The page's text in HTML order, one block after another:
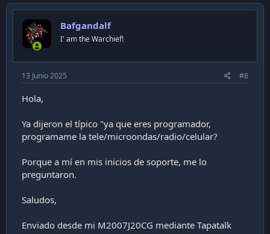
Bafgandalf
I' am the Warchief!
13 Junio 2025 #8
Hola,
Ya dijeron el típico "ya que eres programador,
programame la tele/microondas/radio/celular?
Porque a mí en mis inicios de soporte, me lo
preguntaron.
Saludos,
Enviado desde mi M2007J20CG mediante Tapatalk